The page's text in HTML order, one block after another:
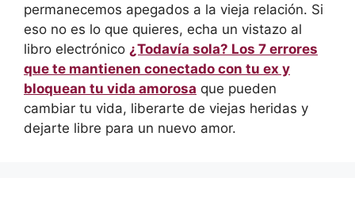
permanecemos apegados a la vieja relación. Si
eso no es lo que quieres, echa un vistazo al
libro electrónico ¿Todavía sola? Los 7 errores
que te mantienen conectado con tu ex y
bloquean tu vida amorosa que pueden
cambiar tu vida, liberarte de viejas heridas y
dejarte libre para un nuevo amor.